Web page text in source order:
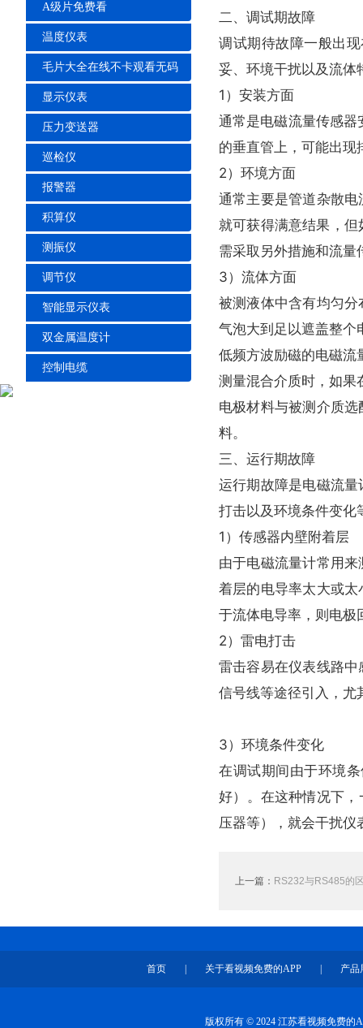
A级片免费看
温度仪表
毛片大全在线不卡观看无码
显示仪表
压力变送器
巡检仪
报警器
积算仪
测振仪
调节仪
智能显示仪表
双金属温度计
控制电缆
二、调试期故障
调试期待故障一般出现
妥、环境干扰以及流体
1）安装方面
通常是电磁流量传感器
的垂直管上，可能出现
2）环境方面
通常主要是管道杂散电流
就可获得满意结果，
需采取另外措施和流量
3）流体方面
被测液体中含有均匀分布
气泡大到足以遮盖整个
低频方波励磁的电磁流量
测量混合介质时，
电极材料与被测介质选
料。
三、运行期故障
运行期故障是电磁流量
打击以及环境条件变化等
1）传感器内壁附着层
由于电磁流量计常用来
着层的电导率太大或太小
于流体电导率，则电极
2）雷电打击
雷击容易在仪表线路中
信号线等途径引入，
3）环境条件变化
在调试期间由于环境条
好）。在这种情况下
压器等），就会干
上一篇： RS232与RS485的
首页 关于看视频免费的APP 产品
版权所有 © 2024 江苏看视频免费的